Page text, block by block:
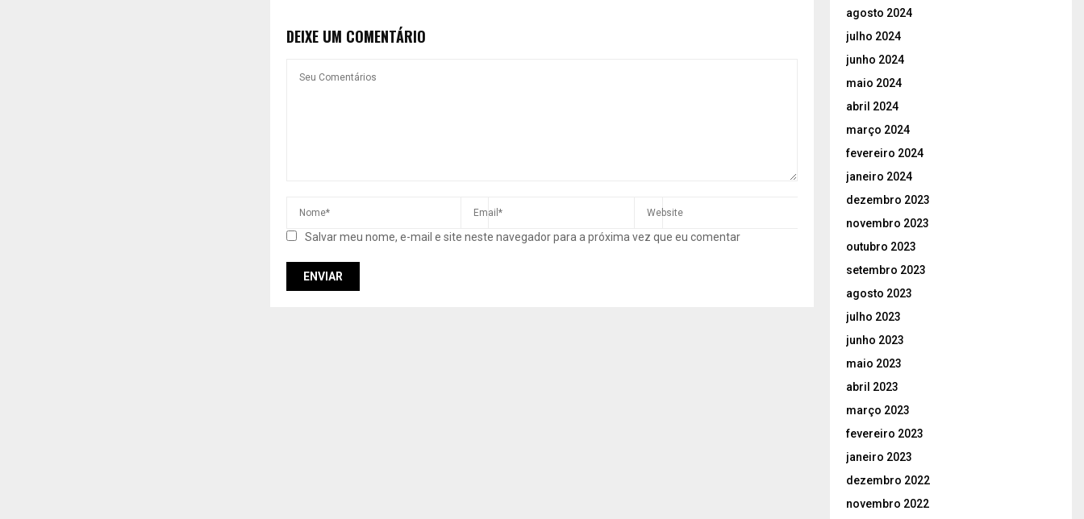
DEIXE UM COMENTÁRIO
Salvar meu nome, e-mail e site neste navegador para a próxima vez que eu comentar
agosto 2024
julho 2024
junho 2024
maio 2024
abril 2024
março 2024
fevereiro 2024
janeiro 2024
dezembro 2023
novembro 2023
outubro 2023
setembro 2023
agosto 2023
julho 2023
junho 2023
maio 2023
abril 2023
março 2023
fevereiro 2023
janeiro 2023
dezembro 2022
novembro 2022